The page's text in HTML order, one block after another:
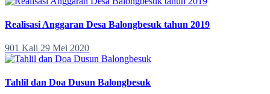
Realisasi Anggaran Desa Balongbesuk tahun 2019
901 Kali 29 Mei 2020
Tahlil dan Doa Dusun Balongbesuk